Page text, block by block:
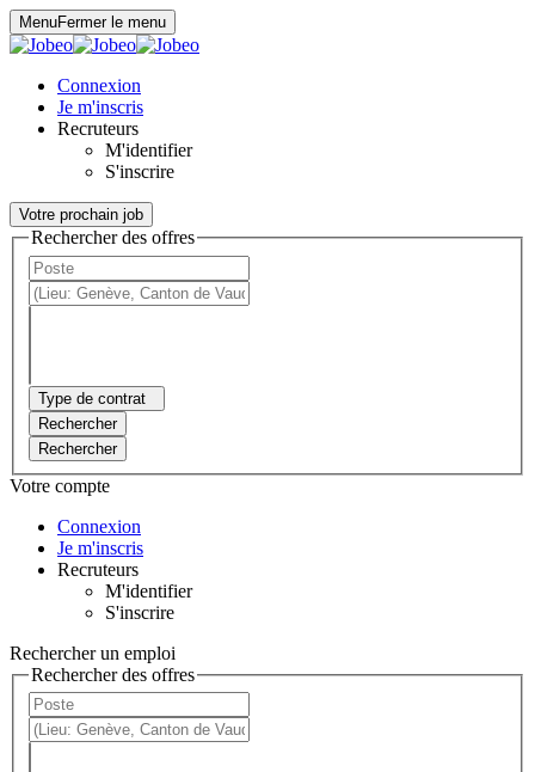
MenuFermer le menu
Connexion
Je m'inscris
Recruteurs
M'identifier
S'inscrire
Votre prochain job
Rechercher des offres
Type de contrat
Rechercher
Rechercher
Votre compte
Connexion
Je m'inscris
Recruteurs
M'identifier
S'inscrire
Rechercher un emploi
Rechercher des offres
Panneau de gestion des cookies